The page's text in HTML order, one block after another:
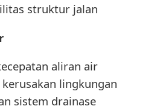
struktur jalan
aliran air
lingkungan
sistem drainase